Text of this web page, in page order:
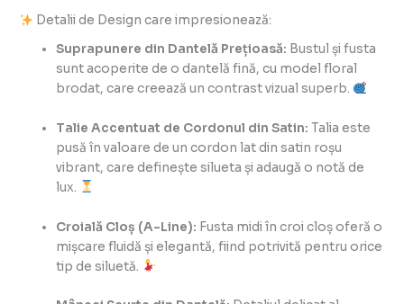
Detalii de Design care impresionează:
Suprapunere din Dantelă Prețioasă: Bustul și fusta
sunt acoperite de o dantelă fină, cu model floral
brodat, care creează un contrast vizual superb.
Talie Accentuat de Cordonul din Satin: Talia este
pusă în valoare de un cordon lat din satin roșu
vibrant, care definește silueta și adaugă o notă de
lux.
Croială Cloș (A-Line): Fusta midi în croi cloș oferă o
mișcare fluidă și elegantă, fiind potrivită pentru orice
tip de siluetă.